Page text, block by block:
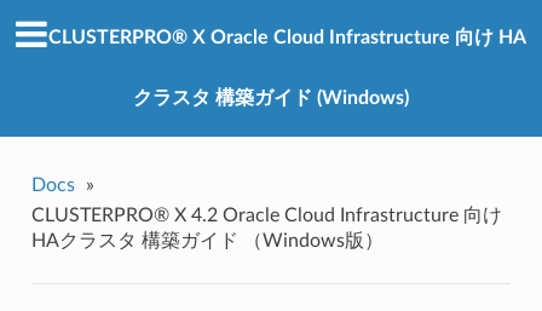
CLUSTERPRO® X Oracle Cloud Infrastructure 向け HA
クラスタ 構築ガイド (Windows)
Docs
»
CLUSTERPRO® X 4.2 Oracle Cloud Infrastructure 向け
HAクラスタ 構築ガイド （Windows版）